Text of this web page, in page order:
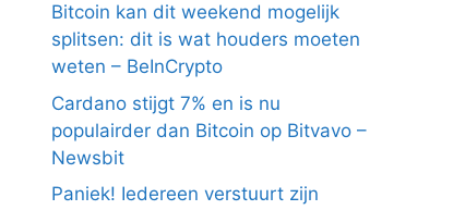
Bitcoin kan dit weekend mogelijk
splitsen: dit is wat houders moeten
weten – BeInCrypto
Cardano stijgt 7% en is nu
populairder dan Bitcoin op Bitvavo –
Newsbit
Paniek! Iedereen verstuurt zijn